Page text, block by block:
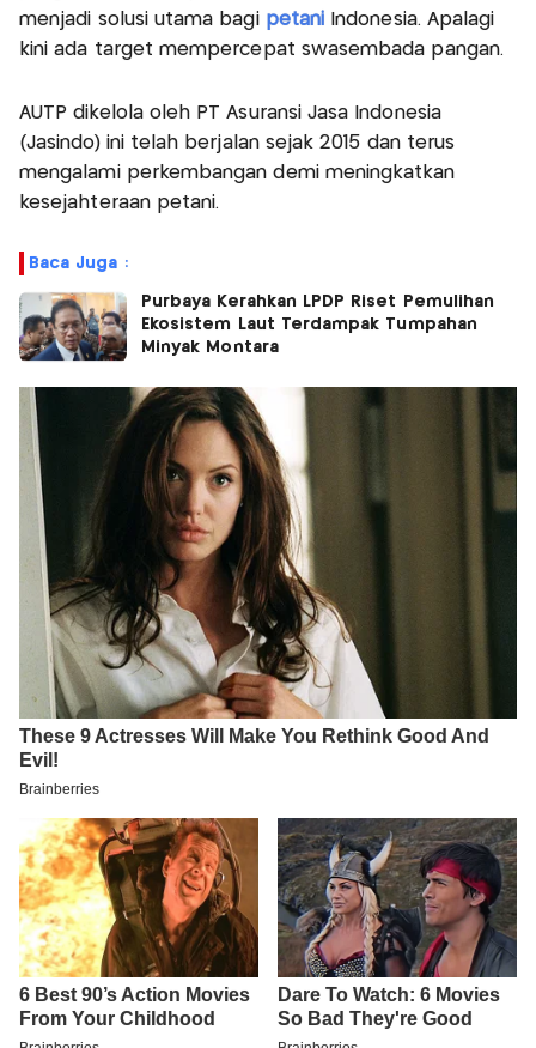
menjadi solusi utama bagi petani Indonesia. Apalagi
kini ada target mempercepat swasembada pangan.
AUTP dikelola oleh PT Asuransi Jasa Indonesia
(Jasindo) ini telah berjalan sejak 2015 dan terus
mengalami perkembangan demi meningkatkan
kesejahteraan petani.
Baca Juga :
Purbaya Kerahkan LPDP Riset Pemulihan
Ekosistem Laut Terdampak Tumpahan
Minyak Montara